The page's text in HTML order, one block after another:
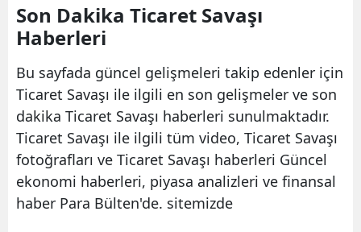
Son Dakika Ticaret Savaşı
Haberleri
Bu sayfada güncel gelişmeleri takip edenler için
Ticaret Savaşı ile ilgili en son gelişmeler ve son
dakika Ticaret Savaşı haberleri sunulmaktadır.
Ticaret Savaşı ile ilgili tüm video, Ticaret Savaşı
fotoğrafları ve Ticaret Savaşı haberleri Güncel
ekonomi haberleri, piyasa analizleri ve finansal
haber Para Bülten'de. sitemizde